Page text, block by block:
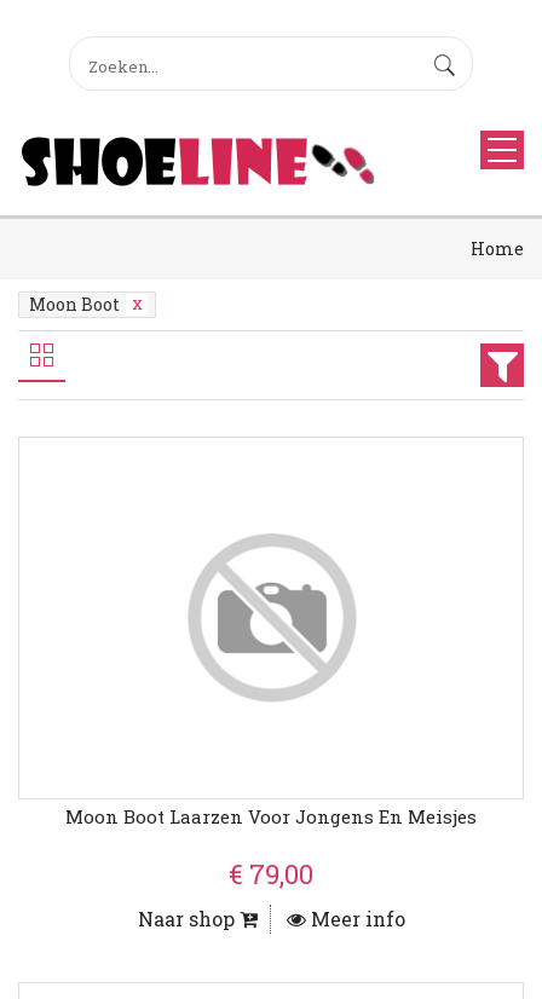
Home
Moon Boot
Moon Boot Laarzen Voor Jongens En Meisjes
€ 79,00
Naar shop Meer info